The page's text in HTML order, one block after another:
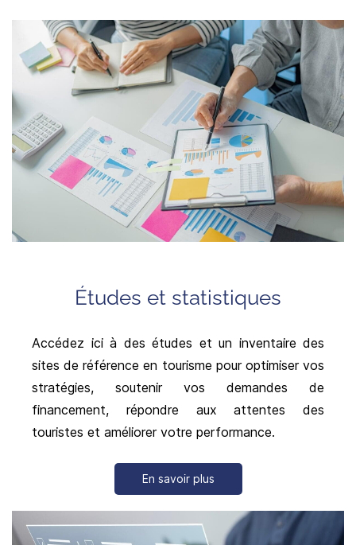
Études et statistiques
Accédez ici à des études et un inventaire des
sites de référence en tourisme pour optimiser vos
stratégies, soutenir vos demandes de
financement, répondre aux attentes des
touristes et améliorer votre performance.
En savoir plus